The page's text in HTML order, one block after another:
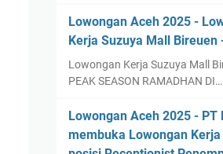
Lowongan Aceh 2025 -
Kerja Suzuya Mall Bireuen
Lowongan Kerja Suzuya Mall
PEAK SEASON RAMADHAN DI…
Lowongan Aceh 2025 - PT
membuka Lowongan